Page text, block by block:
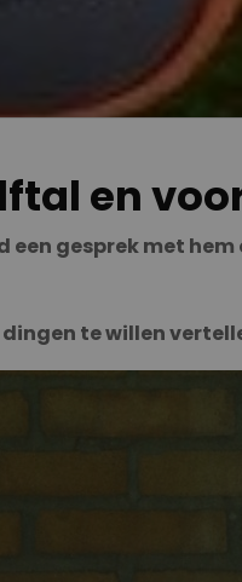
en
gesprek met hem
te willen